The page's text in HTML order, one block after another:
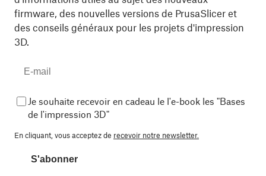
firmware, des nouvelles versions de PrusaSlicer et
des conseils généraux pour les projets d'impression
3D.
Je souhaite recevoir en cadeau le l'e-book les "Bases
de l'impression 3D"
En cliquant, vous acceptez de recevoir notre newsletter.
S'abonner